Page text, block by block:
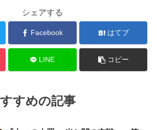
シェアする
Facebook はてブ
LINE コピー
すめの記事